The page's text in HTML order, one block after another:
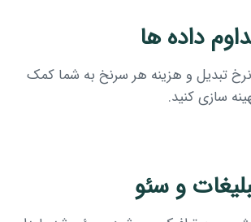
تبدیل و هزینه هر سرنخ به شما کمک
سازی کنید.